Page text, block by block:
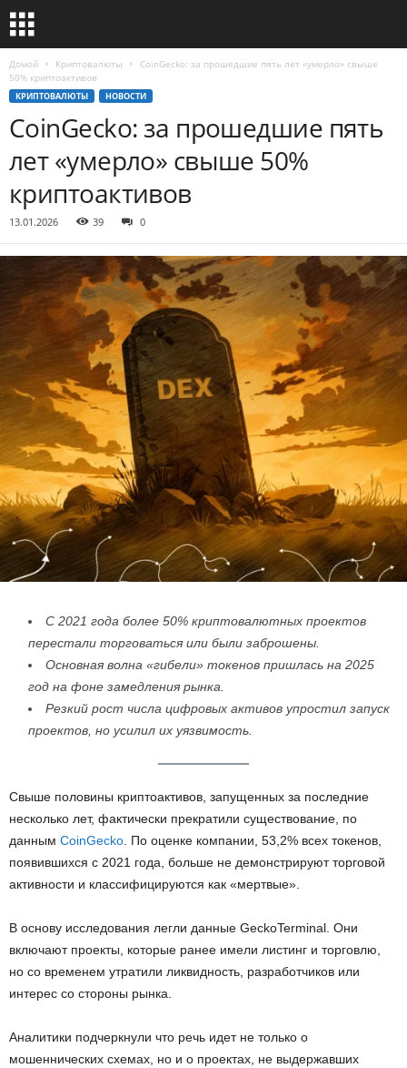
Домой Криптовалюты
CoinGecko: за прошедшие пять лет «умерло» свыше
50% криптоактивов
КРИПТОВАЛЮТЫ НОВОСТИ
CoinGecko: за прошедшие пять
лет «умерло» свыше 50%
криптоактивов
13.01.2026 39 0
С 2021 года более 50% криптовалютных проектов
перестали торговаться или были заброшены.
Основная волна «гибели» токенов пришлась на 2025
год на фоне замедления рынка.
Резкий рост числа цифровых активов упростил запуск
проектов, но усилил их уязвимость.
Свыше половины криптоактивов, запущенных за последние
несколько лет, фактически прекратили существование, по
данным CoinGecko. По оценке компании, 53,2% всех токенов,
появившихся с 2021 года, больше не демонстрируют торговой
активности и классифицируются как «мертвые».
В основу исследования легли данные GeckoTerminal. Они
включают проекты, которые ранее имели листинг и торговлю,
но со временем утратили ликвидность, разработчиков или
интерес со стороны рынка.
Аналитики подчеркнули что речь идет не только о
мошеннических схемах, но и о проектах, не выдержавших